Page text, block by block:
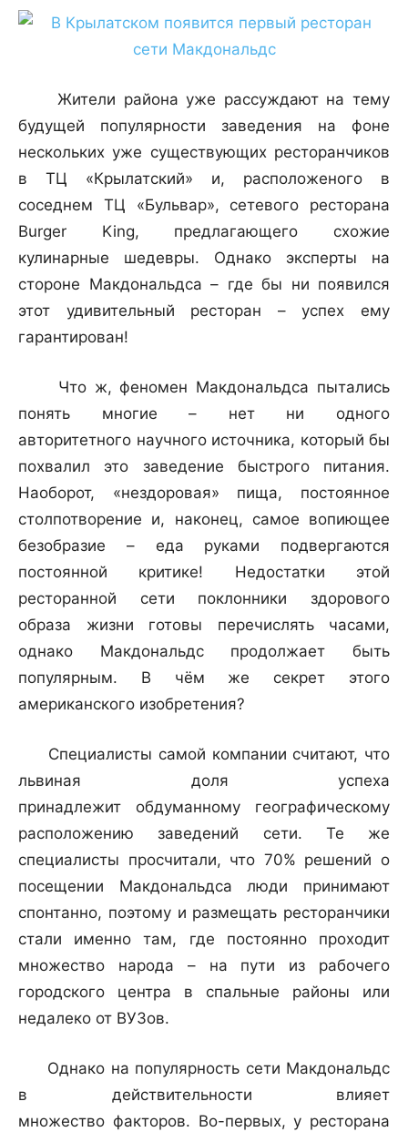
Жители района уже рассуждают на тему
будущей популярности заведения на фоне
нескольких уже существующих ресторанчиков
в ТЦ «Крылатский» и, расположеного в
соседнем ТЦ «Бульвар», сетевого ресторана
Burger King, предлагающего схожие
кулинарные шедевры. Однако эксперты на
стороне Макдональдса – где бы ни появился
этот удивительный ресторан – успех ему
гарантирован!
Что ж, феномен Макдональдса пытались
понять многие – нет ни одного
авторитетного научного источника, который бы
похвалил это заведение быстрого питания.
Наоборот, «нездоровая» пища, постоянное
столпотворение и, наконец, самое вопиющее
безобразие – еда руками подвергаются
постоянной критике! Недостатки этой
ресторанной сети поклонники здорового
образа жизни готовы перечислять часами,
однако Макдональдс продолжает быть
популярным. В чём же секрет этого
американского изобретения?
Специалисты самой компании считают, что
львиная доля успеха
принадлежит обдуманному географическому
расположению заведений сети. Те же
специалисты просчитали, что 70% решений о
посещении Макдональдса люди принимают
спонтанно, поэтому и размещать ресторанчики
стали именно там, где постоянно проходит
множество народа – на пути из рабочего
городского центра в спальные районы или
недалеко от ВУЗов.
Однако на популярность сети Макдональдс
в действительности влияет
множество факторов. Во-первых, у ресторана